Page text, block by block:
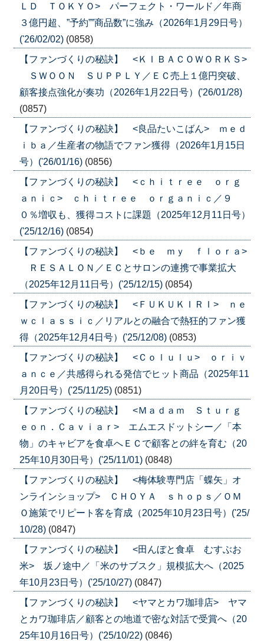
ＬＤ ＴＯＫＹＯ> パーフェクト・ワールド／年商
３億円超、”予約””商品数”に強み（2026年1月29日号）
('26/02/02) (0858)
【ファンづくりの秘訣】 <ＫＩＢＡＣＯＷＯＲＫＳ>
ＳＷＯＯＮ ＳＵＰＰＬＹ／ＥＣ売上１億円突破、
顧客接点強化が奏功（2026年1月22日号）('26/01/28)
(0857)
【ファンづくりの秘訣】 <良品たいこばん> ｍｅｄ
ｉｂａ／生産者の物語でファン獲得（2026年1月15日
号）('26/01/16) (0856)
【ファンづくりの秘訣】 <ｃｈｉｔｒｅｅ ｏｒｇ
ａｎｉｃ> ｃｈｉｔｒｅｅ ｏｒｇａｎｉｃ／９
０％増収も、獲得コストに課題（2025年12月11日号）
('25/12/16) (0854)
【ファンづくりの秘訣】 <ｂｅ ｍｙ ｆｌｏｒａ>
ＲＥＳＡＬＯＮ／ＥＣとサロンの連携で事業拡大
（2025年12月11日号）('25/12/15) (0854)
【ファンづくりの秘訣】 <ＦＵＫＵＫＩＲＩ> ｎｅ
ｗｃｌａｓｓｉｃ／リアルとの融合で熱狂的ファン獲
得（2025年12月4日号）('25/12/08) (0853)
【ファンづくりの秘訣】 <Ｃｏｌｕｌｕ> ｏｒｉｖ
ａｎｃｅ／共感得られる発信でヒット商品（2025年11
月20日号）('25/11/25) (0851)
【ファンづくりの秘訣】 <Ｍａｄａｍ Ｓｔｕｒｇ
ｅｏｎ．Ｃａｖｉａｒ> エムエスドットシー／「本
物」のキャビアを食卓へＥＣで顧客との絆を育む（20
25年10月30日号）('25/11/01) (0848)
【ファンづくりの秘訣】 <梅体験専門店「蝶矢」オ
ンラインショップ> ＣＨＯＹＡ ｓｈｏｐｓ／ＯＭ
Ｏ施策でリピート客を育成（2025年10月23日号）('25/
10/28) (0847)
【ファンづくりの秘訣】 <田んぼと食卓 むすぶお
米> 坂ノ途中／「米のサブスク」規模拡大へ（2025
年10月23日号）('25/10/27) (0847)
【ファンづくりの秘訣】 <ヤマとカワ珈琲店> ヤマ
とカワ珈琲店／顧客との地道で密な対話で受賞へ（20
25年10月16日号）('25/10/22) (0846)